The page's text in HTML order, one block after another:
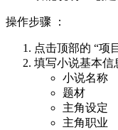
操作步骤 ：
点击顶部的 “项
填写小说基本信
小说名称
题材
主角设定
主角职业